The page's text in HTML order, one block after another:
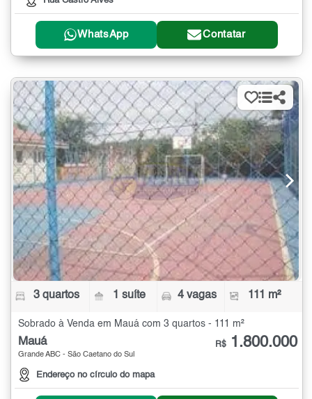
WhatsApp Contatar
3 quartos 1 suíte 4 vagas 111 m²
Sobrado à Venda em Mauá com 3 quartos - 111 m²
Mauá
Grande ABC - São Caetano do Sul
Endereço no círculo do mapa
R$ 1.800.000